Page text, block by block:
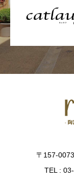
〒157-
TEL :